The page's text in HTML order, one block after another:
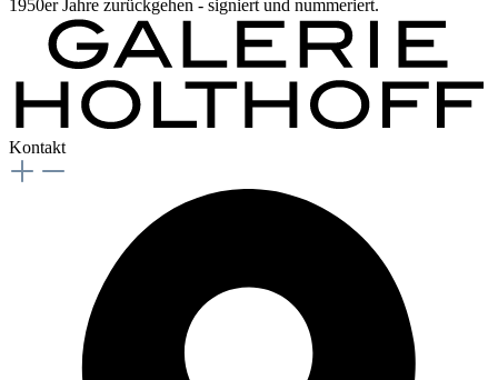
1950er Jahre zurückgehen - signiert und nummeriert.
Kontakt